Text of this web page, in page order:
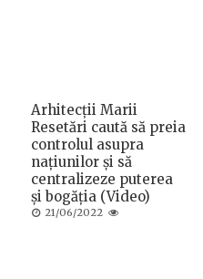
Arhitecții Marii
Resetări caută să preia
controlul asupra
națiunilor și să
centralizeze puterea
și bogăția (Video)
Posted
21/06/2022